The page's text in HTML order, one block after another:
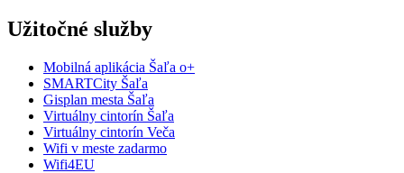
Užitočné služby
Mobilná aplikácia Šaľa o+
SMARTCity Šaľa
Gisplan mesta Šaľa
Virtuálny cintorín Šaľa
Virtuálny cintorín Veča
Wifi v meste zadarmo
Wifi4EU